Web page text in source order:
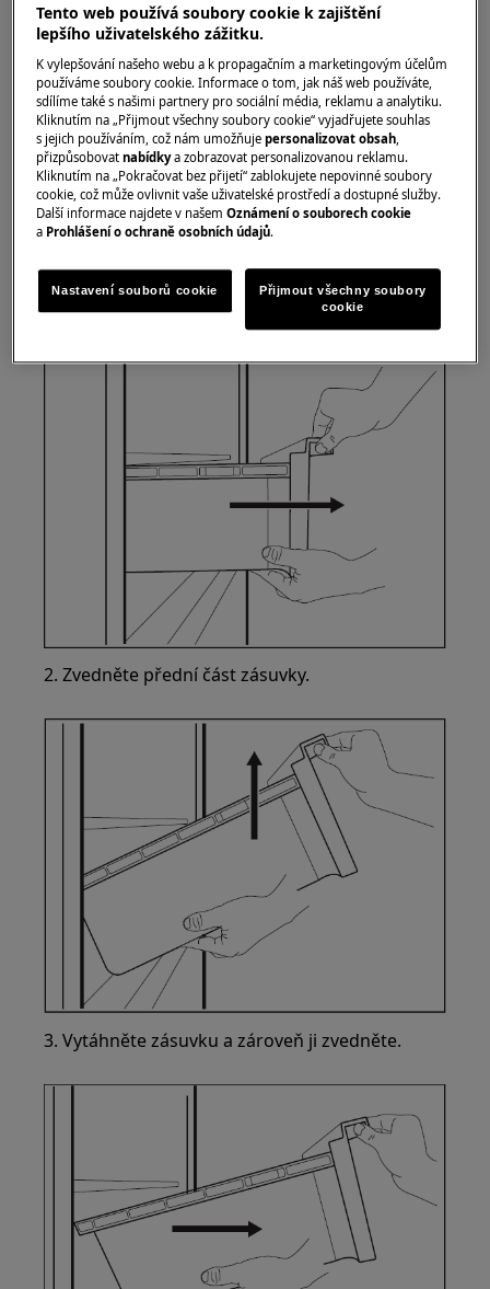
Ve spodní části chladničky je výsuvná zásuvka.
Skleněná police GreenZone je vybavena
zařízením, které reguluje její utěsnění a lze ji
použít k řízení vlhkosti uvnitř zásuvky.
Vyjmutí zásuvky GreenZone
Před vyjmutím zásuvky z chladničky se
doporučuje vyprázdnit.
Vyjmutí zásuvky:
1. Vytáhněte zásuvku z chladničky.
2. Zvedněte přední část zásuvky.
3. Vytáhněte zásuvku a zároveň ji zvedněte.
Tento web používá soubory cookie k zajištění
lepšího uživatelského zážitku.
K vylepšování našeho webu a k propagačním a marketingovým účelům
používáme soubory cookie. Informace o tom, jak náš web používáte,
sdílíme také s našimi partnery pro sociální média, reklamu a analytiku.
Kliknutím na „Přijmout všechny soubory cookie“ vyjadřujete souhlas
s jejich používáním, což nám umožňujepersonalizovat obsah
přizpůsobovatnabídkya zobrazovat personalizovanou reklamu.
Kliknutím na „Pokračovat bez přijetí“ zablokujete nepovinné soubory
cookie, což může ovlivnit vaše uživatelské prostředí a dostupné služby.
Další informace najdete v našemOznámení o souborech cookie
a Prohlášení o ochraně osobních údajů.
Nastavení souborů cookie
Přijmout všechny soubory
cookie